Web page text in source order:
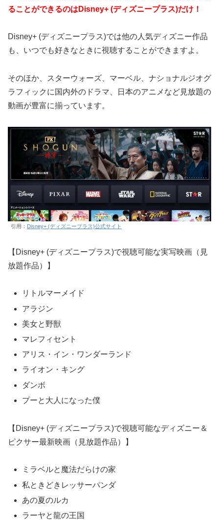
ることができるのはDisney+ (ディズニープラス)だけ！
Disney+ (ディズニープラス)では他の人気ディズニー作品
も、いつでも好きなときに視聴することができますよ。
そのほか、スターウォーズ、マーベル、ナショナルジオグ
ラフィックに国内外のドラマ、日本のアニメなど見放題の
動画が豊富に揃っています。
引用： Disney+ (ディズニープラス)公式サイト
【Disney+ (ディズニープラス)で視聴可能な実写映画（見
放題作品）】
リトルマーメイド
アラジン
美女と野獣
マレフィセント
アリス・イン・ワンダーランド
ライオン・キング
ダンボ
プーと大人になった僕
【Disney+ (ディズニープラス)で視聴可能なディズニー＆
ピクサー最新映画（見放題作品）】
ミラベルと魔法だらけの家
私ときどきレッサーパンダ
あの夏のルカ
ラーヤと龍の王国